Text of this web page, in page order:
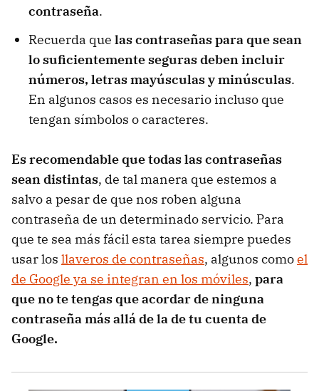
contraseña.
Recuerda que las contraseñas para que sean
lo suficientemente seguras deben incluir
números, letras mayúsculas y minúsculas.
En algunos casos es necesario incluso que
tengan símbolos o caracteres.
Es recomendable que todas las contraseñas
sean distintas, de tal manera que estemos a
salvo a pesar de que nos roben alguna
contraseña de un determinado servicio. Para
que te sea más fácil esta tarea siempre puedes
usar los llaveros de contraseñas, algunos comoel
de Google ya se integran en los móviles, para
que no te tengas que acordar de ninguna
contraseña más allá de la de tu cuenta de
Google.